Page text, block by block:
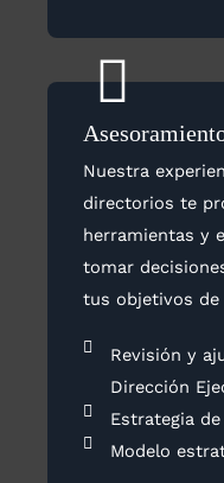
Nuestra
directorios te
herramientas y
tomar
tus objetivos de
Revisión y
Dirección
Estrategia
Modelo